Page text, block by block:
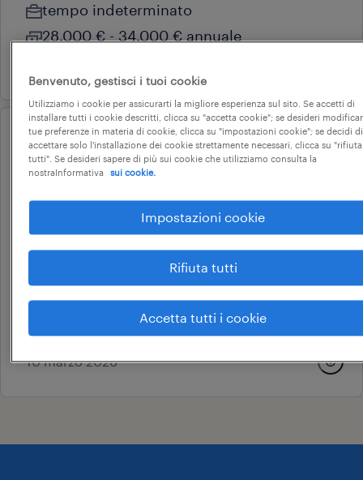
tempo indeterminato
28.000 € - 34.000 € annuale
professional
account manager – medium
urgnano, lombardia
40.000 € - 50.000 € annuale
imequadri duestelle spa
10 marzo 2026
Benvenuto, gestisci i tuoi cookie
Utilizziamo i cookie per assicurarti la migliore esperienza sul sito. Se accetti di
installare tutti i cookie descritti, clicca su "accetta cookie"; se desideri
tue preferenze in materia di cookie, clicca su "impostazioni cookie"; se decidi di
accettare solo l'installazione dei cookie strettamente necessari, clicca su "rifiuta
tutti". Se desideri sapere di più sui cookie che utilizziamo consulta la
nostraInformativa
sui cookie.
Impostazioni cookie
Rifiuta tutti
Accetta tutti i cookie